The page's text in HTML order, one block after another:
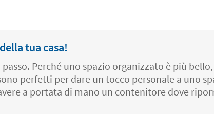
tua casa!
Perché uno spazio organizzato è più
perfetti per dare un tocco personale a uno
a portata di mano un contenitore dove